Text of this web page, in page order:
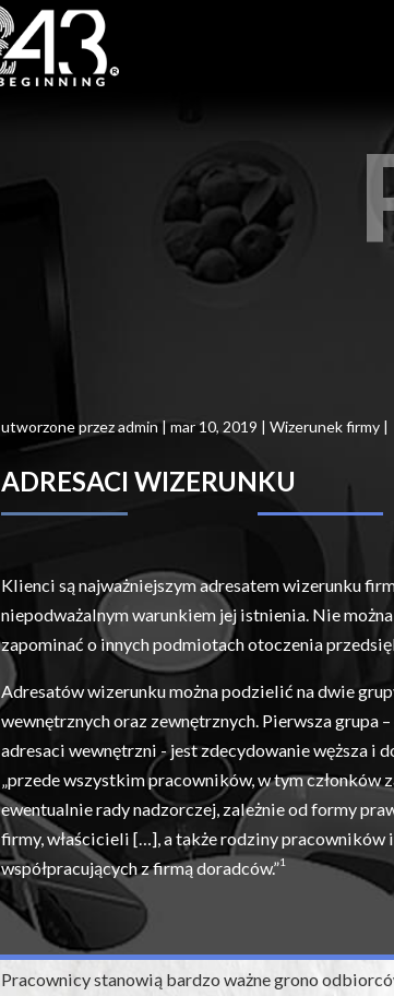
utworzone przezadmin|mar 10, 2019 |Wizerunek firmy |
ADRESACI WIZERUNKU
Klienci są najważniejszym adresatem wizerunku
niepodważalnym warunkiem jej istnienia. Nie
zapominać o innych podmiotach otoczenia
Adresatów wizerunku można podzielić na dwie
wewnętrznych oraz zewnętrznych. Pierwsza grupa
adresaci wewnętrzni - jest zdecydowanie węższa i
„przede wszystkim pracowników, w tym członków
ewentualnie rady nadzorczej, zależnie od formy
firmy, właścicieli […], a także rodziny pracowników
współpracujących z firmą doradców.”1
Pracownicy stanowią bardzo ważne grono